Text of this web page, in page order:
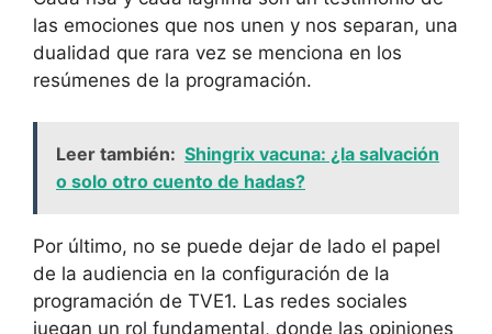
las emociones que nos unen y nos separan, una
dualidad que rara vez se menciona en los
resúmenes de la programación.
Leer también: Shingrix vacuna: ¿la salvación
o solo otro cuento de hadas?
Por último, no se puede dejar de lado el papel
de la audiencia en la configuración de la
programación de TVE1. Las redes sociales
juegan un rol fundamental, donde las opiniones